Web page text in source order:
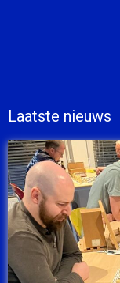
Laatste nieuws